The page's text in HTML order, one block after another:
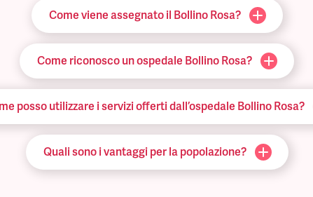
Come viene assegnato il Bollino Rosa?
Come riconosco un ospedale Bollino Rosa?
posso utilizzare i servizi offerti dall’ospedale Bollino Rosa?
Quali sono i vantaggi per la popolazione?